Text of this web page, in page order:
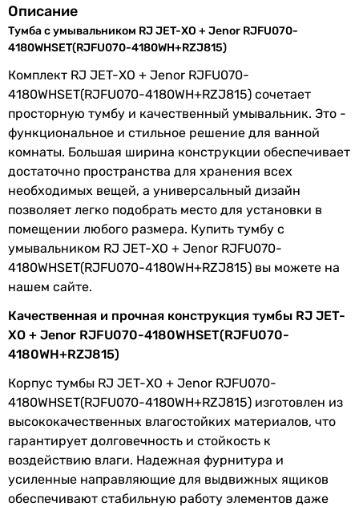
70 см
70 см
Цвет умывальника
белый
белый
Цвет тумбы
белый
белый
Гарантия
Гарантия
24 мес.
24 мес.
отделений
Материал
керамика
Форма
умывальника
прямоугольная
Производство Польша
Комплектация ножки, раковина, тумба
Физические характеристики
Ширина тумбы 80 см
Высота тумбы 70 см
умывальника
Цвет тумбы белый
Гарантия
Гарантия 24 мес.
Описание
Тумба с умывальником RJ JET-ХО + Jenor RJFU070-
4180WHSET(RJFU070-4180WH+RZJ815)
Комплект RJ JET-ХО + Jenor RJFU070-
4180WHSET(RJFU070-4180WH+RZJ815) сочетает
просторную тумбу и качественный умывальник. Это -
функциональное и стильное решение для ванной
комнаты. Большая ширина конструкции обеспечивает
достаточно пространства для хранения всех
необходимых вещей, а универсальный дизайн
позволяет легко подобрать место для установки в
помещении любого размера. Купить тумбу с
умывальником RJ JET-ХО + Jenor RJFU070-
4180WHSET(RJFU070-4180WH+RZJ815) вы можете на
нашем сайте.
Качественная и прочная конструкция тумбы RJ JET-
ХО + Jenor RJFU070-4180WHSET(RJFU070-
4180WH+RZJ815)
Корпус тумбы RJ JET-ХО + Jenor RJFU070-
4180WHSET(RJFU070-4180WH+RZJ815) изготовлен из
высококачественных влагостойких материалов, что
гарантирует долговечность и стойкость к
воздействию влаги. Надежная фурнитура и
усиленные направляющие для выдвижных ящиков
обеспечивают стабильную работу элементов даже